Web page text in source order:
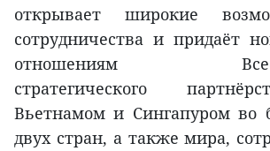
открывает широкие
сотрудничества и придаёт
отношениям
стратегического
Вьетнамом и Сингапуром во
двух стран, а также мира,